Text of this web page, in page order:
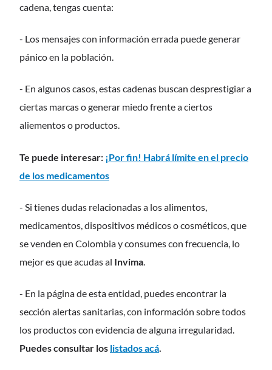
cadena, tengas cuenta:
- Los mensajes con información errada puede generar
pánico en la población.
- En algunos casos, estas cadenas buscan desprestigiar a
ciertas marcas o generar miedo frente a ciertos
aliementos o productos.
Te puede interesar: ¡Por fin! Habrá límite en el precio
de los medicamentos
- Si tienes dudas relacionadas a los alimentos,
medicamentos, dispositivos médicos o cosméticos, que
se venden en Colombia y consumes con frecuencia, lo
mejor es que acudas al Invima.
- En la página de esta entidad, puedes encontrar la
sección alertas sanitarias, con información sobre todos
los productos con evidencia de alguna irregularidad.
Puedes consultar los listados acá.